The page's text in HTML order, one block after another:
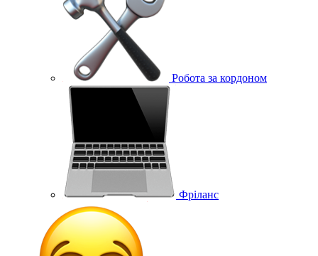
Робота за кордоном
Фріланс